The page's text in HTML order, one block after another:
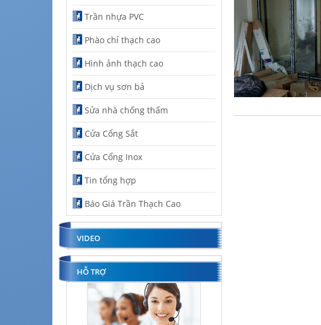
Trần nhựa PVC
Phào chỉ thạch cao
Hình ảnh thạch cao
Dịch vụ sơn bả
Sửa nhà chống thấm
Cửa Cổng Sắt
Cửa Cổng Inox
Tin tổng hợp
Báo Giá Trần Thạch Cao
VIDEO
HỖ TRỢ